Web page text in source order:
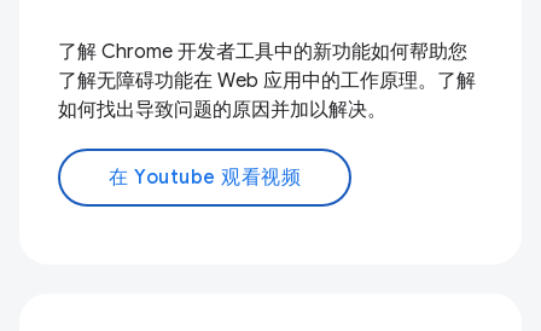
了解 Chrome 开发者工具中的新功能如何帮助您
了解无障碍功能在 Web 应用中的工作原理。了解
如何找出导致问题的原因并加以解决。
在 Youtube 观看视频